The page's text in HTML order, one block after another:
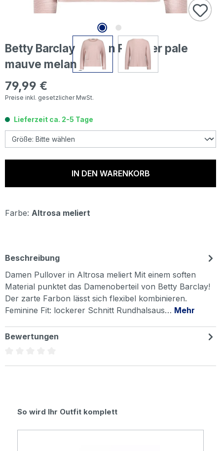
Betty Barclay Damen Pullover pale
mauve melange
Regulärer Preis:
79,99 €
Preise inkl. gesetzlicher MwSt.
Lieferzeit ca. 2-5 Tage
IN DEN WARENKORB
Farbe: Altrosa meliert
Beschreibung
Damen Pullover in Altrosa meliert Mit einem soften
Material punktet das Damenoberteil von Betty Barclay!
Der zarte Farbon lässt sich flexibel kombinieren.
Feminine Fit: lockerer Schnitt Rundhalsaus… Mehr
Bewertungen
Produktgalerie überspringen
So wird Ihr Outfit komplett